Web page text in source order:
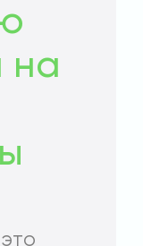
на